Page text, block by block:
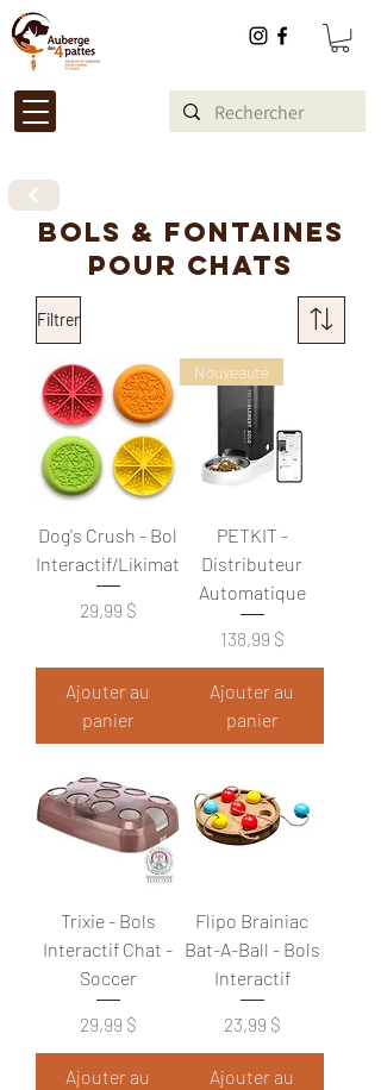
BOLS & fontaines
pour chats
Filtrer
Dog's Crush - Bol
Interactif/Likimat
Prix
29,99 $
Ajouter au
panier
Nouveauté
PETKIT -
Distributeur
Automatique
Prix
138,99 $
Ajouter au
panier
Trixie - Bols
Interactif Chat -
Soccer
Prix
29,99 $
Ajouter au
Flipo Brainiac
Bat-A-Ball - Bols
Interactif
Prix
23,99 $
Ajouter au